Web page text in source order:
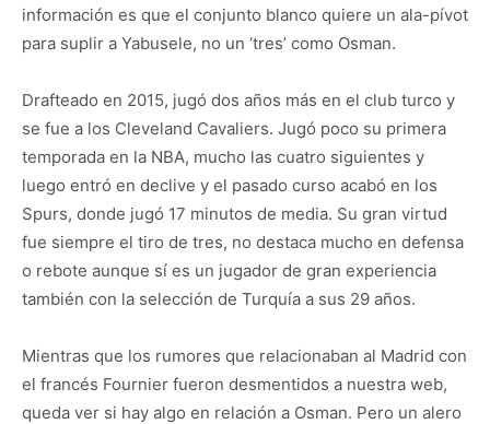
información es que el conjunto blanco quiere un ala-pívot
para suplir a Yabusele, no un ‘tres’ como Osman.
Drafteado en 2015, jugó dos años más en el club turco y
se fue a los Cleveland Cavaliers. Jugó poco su primera
temporada en la NBA, mucho las cuatro siguientes y
luego entró en declive y el pasado curso acabó en los
Spurs, donde jugó 17 minutos de media. Su gran virtud
fue siempre el tiro de tres, no destaca mucho en defensa
o rebote aunque sí es un jugador de gran experiencia
también con la selección de Turquía a sus 29 años.
Mientras que los rumores que relacionaban al Madrid con
el francés Fournier fueron desmentidos a nuestra web,
queda ver si hay algo en relación a Osman. Pero un alero